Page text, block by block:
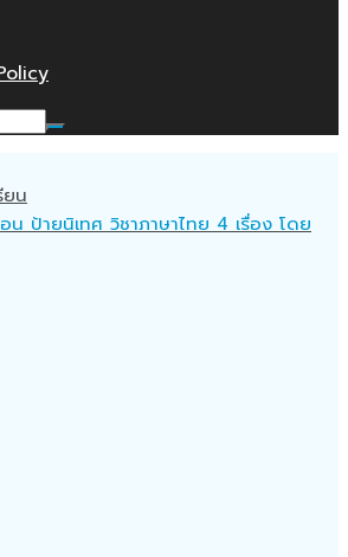
ยน
น ป้ายนิเทศ วิชาภาษาไทย 4 เรื่อง โดย